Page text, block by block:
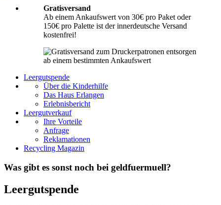
Gratisversand
Ab einem Ankaufswert von 30€ pro Paket oder
150€ pro Palette ist der innerdeutsche Versand
kostenfrei!
Leergutspende
Über die Kinderhilfe
Das Haus Erlangen
Erlebnisbericht
Leergutverkauf
Ihre Vorteile
Anfrage
Reklamationen
Recycling Magazin
Was gibt es sonst noch bei geldfuermuell?
Leergutspende